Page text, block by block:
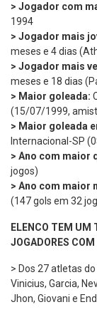
> Jogador com
1994
> Jogador mais
meses e 4 dias
> Jogador mais
meses e 18 dias
> Maior goleada:
(15/07/1999,
> Maior goleada
Internacional-SP
> Ano com maior
jogos)
> Ano com maior
(147 gols em 32
ELENCO TEM UM
JOGADORES
> Dos 27 atletas
Vinicius, Garcia,
Jhon, Giovani e